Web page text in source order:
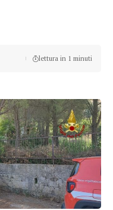
lettura in 1 minuti